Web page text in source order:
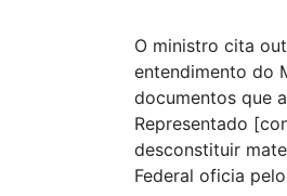
O ministro cita
entendimento do
documentos que
Representado
desconstituir
Federal oficia